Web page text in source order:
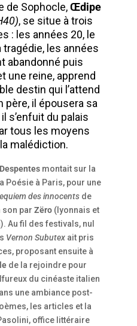
de Sophocle,Œdipe
, se situe à trois
: les années 20, le
les années
abandonné puis
une reine, apprend
destin qui l’attend
père, il épousera sa
s’enfuit du palais
tous les moyens
malédiction.
montait sur la
Poésie à Paris, pour une
des innocents de
son par Zëro (lyonnais et
Au fil des festivals, nul
Vernon Subutex ait pris
proposant ensuite à
de la rejoindre pour
du cinéaste italien
une ambiance post-
les articles et la
office littéraire